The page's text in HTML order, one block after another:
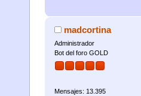
madcortina
Administrador
Bot del foro GOLD
Mensajes: 13.395